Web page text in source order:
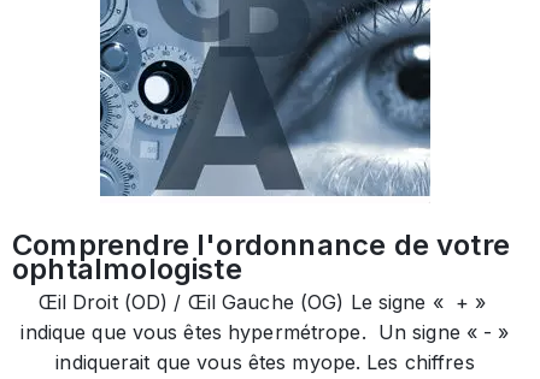
Comprendre l'ordonnance de votre
ophtalmologiste
Œil Droit (OD) / Œil Gauche (OG) Le signe « + »
indique que vous êtes hypermétrope. Un signe « - »
indiquerait que vous êtes myope. Les chiffres